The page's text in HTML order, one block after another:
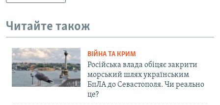
Читайте також
ВІЙНА ТА КРИМ
Російська влада обіцяє закрити
морський шлях українським
БпЛА до Севастополя. Чи реально
це?